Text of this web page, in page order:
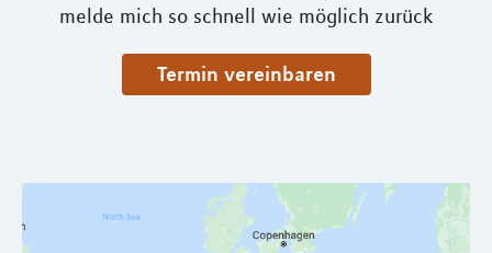
melde mich so schnell wie möglich zurück
Termin vereinbaren